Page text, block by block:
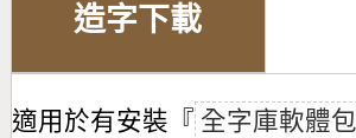
造字下載
適用於有安裝『 全字庫軟體包